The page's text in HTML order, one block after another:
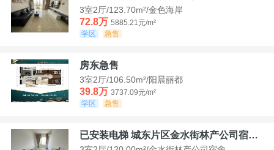
3室2厅/123.70m²/金色海岸
72.8万 5885.21元/m²
学区
急售
房东急售
3室2厅/106.50m²/阳晨丽都
39.8万 3737.09元/m²
学区
急售
已安装电梯 城东片区金水街林产公司宿舍套三可看江景